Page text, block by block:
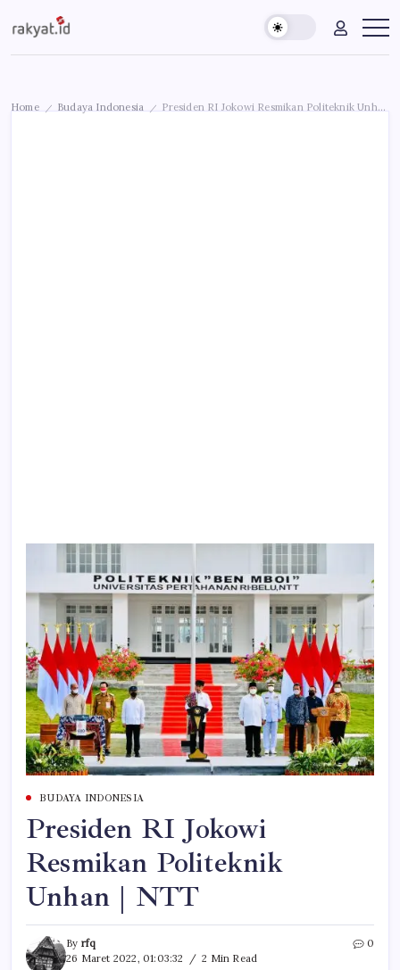
to
content
Rakyat.id
Edukasi
Masyarakat
Home / Budaya Indonesia / Presiden RI Jokowi Resmikan Politeknik Unhan | NTT
BUDAYA INDONESIA
Presiden RI Jokowi
Resmikan Politeknik
Unhan | NTT
By rfq
26 Maret 2022, 01:03:32
2 Min Read
0